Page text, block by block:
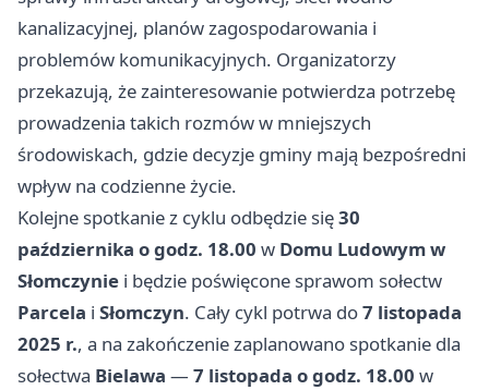
kanalizacyjnej, planów zagospodarowania i
problemów komunikacyjnych. Organizatorzy
przekazują, że zainteresowanie potwierdza potrzebę
prowadzenia takich rozmów w mniejszych
środowiskach, gdzie decyzje gminy mają bezpośredni
wpływ na codzienne życie.
Kolejne spotkanie z cyklu odbędzie się30
października o godz. 18.00 w Domu Ludowym w
Słomczynie i będzie poświęcone sprawom sołectw
Parcela i Słomczyn. Cały cykl potrwa do7 listopada
2025 r., a na zakończenie zaplanowano spotkanie dla
sołectwa Bielawa — 7 listopada o godz. 18.00 w